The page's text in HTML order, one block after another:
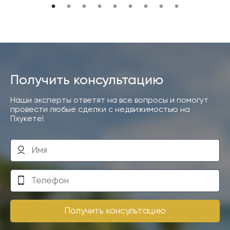
Получить консультацию
Наши эксперты ответят на все вопросы и помогут
провести любые сделки с недвижимостью на
Пхукете!
Получить консультацию